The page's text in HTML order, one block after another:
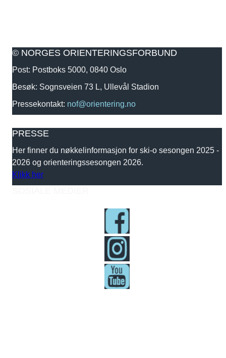
© NORGES ORIENTERINGSFORBUND
Post: Postboks 5000, 0840 Oslo
Besøk: Sognsveien 73 L, Ullevål Stadion
Pressekontakt: nof@orientering.no
PRESSE
Her finner du nøkkelinformasjon for ski-o sesongen 2025 -
2026 og orienteringssesongen 2026.
Klikk her